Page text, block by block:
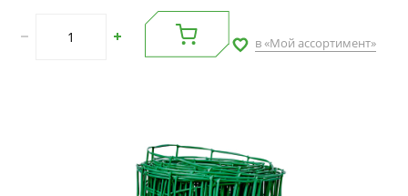
в «Мой ассортимент»